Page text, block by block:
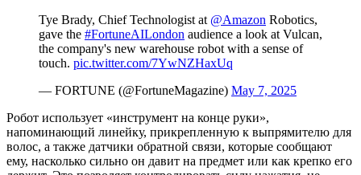
Tye Brady, Chief Technologist at @Amazon Robotics,
gave the #FortuneAILondon audience a look at Vulcan,
the company's new warehouse robot with a sense of
touch. pic.twitter.com/7YwNZHaxUq
— FORTUNE (@FortuneMagazine) May 7, 2025
Робот использует «инструмент на конце руки»,
напоминающий линейку, прикрепленную к выпрямителю для
волос, а также датчики обратной связи, которые сообщают
ему, насколько сильно он давит на предмет или как крепко его